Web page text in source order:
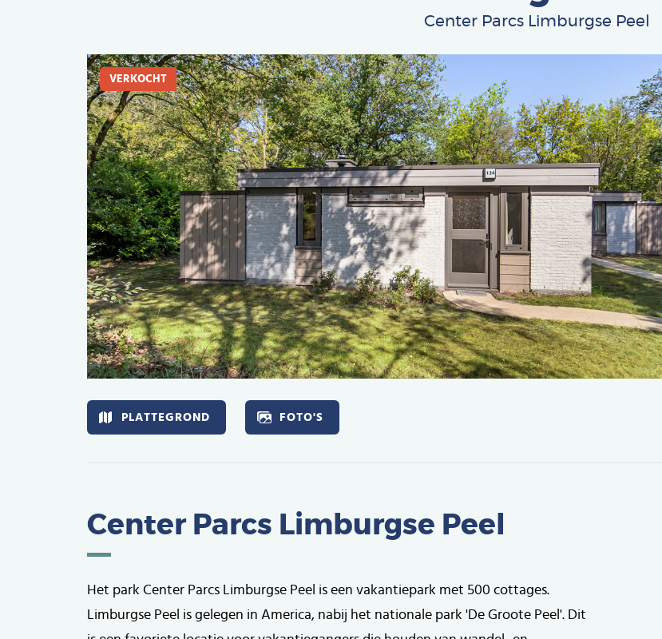
Center Parcs Limburgse Peel
VERKOCHT
PLATTEGROND FOTO'S
Center Parcs Limburgse Peel
Het park Center Parcs Limburgse Peel is een vakantiepark met 500 cottages.
Limburgse Peel is gelegen in America, nabij het nationale park 'De Groote Peel'. Dit